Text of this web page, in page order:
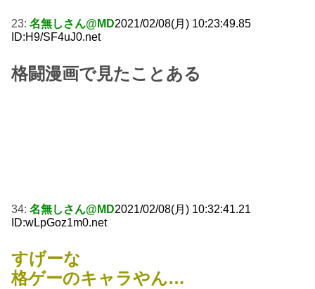
23: 名無しさん@MD2021/02/08(月) 10:23:49.85
ID:H9/SF4uJ0.net
格闘漫画で見たことある
34: 名無しさん@MD2021/02/08(月) 10:32:41.21
ID:wLpGoz1m0.net
すげーな
格ゲーのキャラやん…